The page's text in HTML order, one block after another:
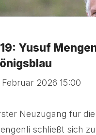
Yusuf
Februar 2026 15:00
Neuzugang für
schließt sich